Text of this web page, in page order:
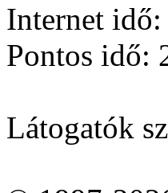
Internet
Pontos idő:
Látogatók